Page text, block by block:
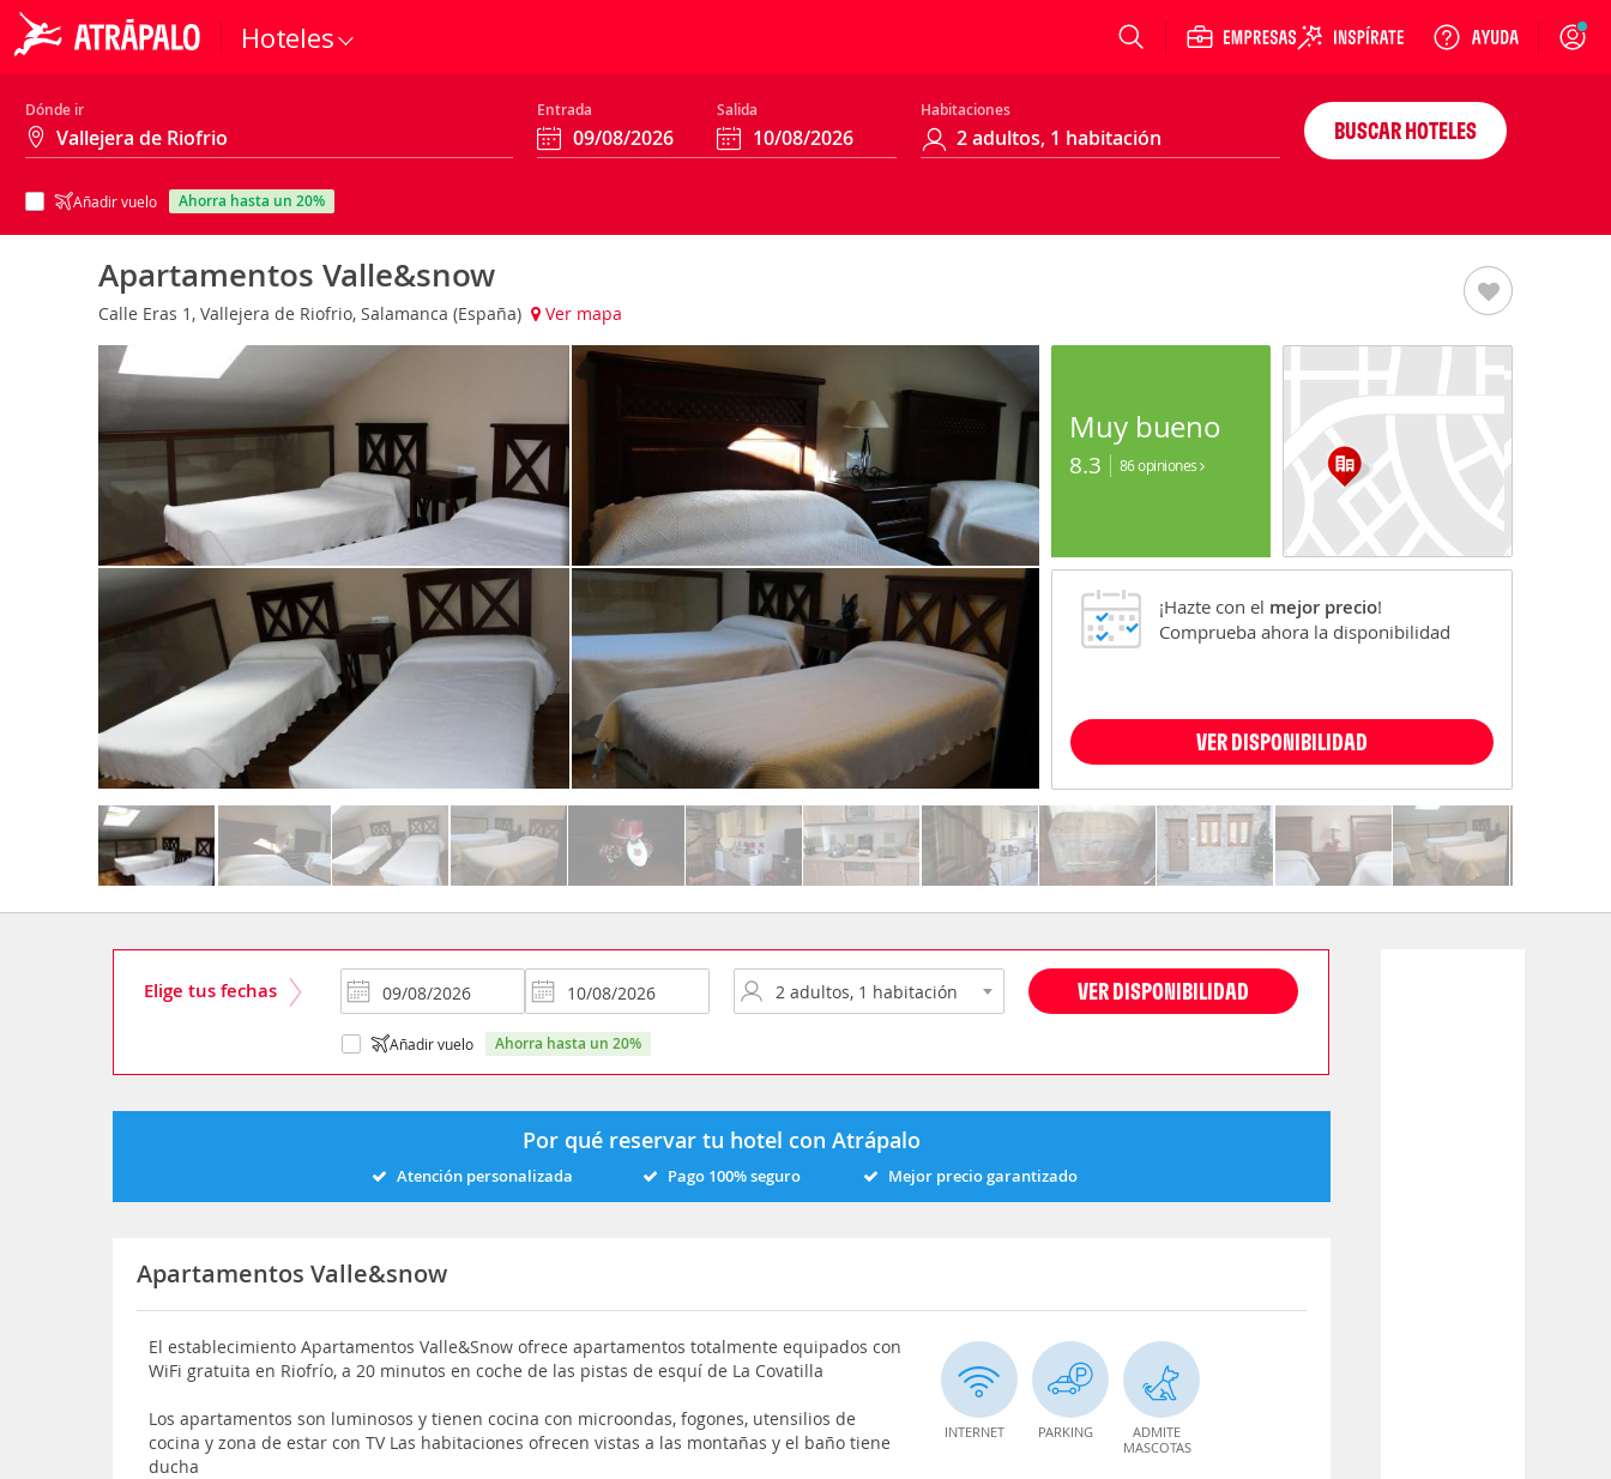
Hoteles Login
Dónde ir Entrada Salida Habitaciones
Añadir vuelo ahorra hasta un 20%
BUSCAR HOTELES
Apartamentos Valle&snow
Calle Eras 1, Vallejera de Riofrio, Salamanca (España) Ver mapa
Muy bueno
8.3 86 opiniones
¡Hazte con el mejor precio!
Comprueba ahora la disponibilidad
VER DISPONIBILIDAD
Elige tus fechas VER DISPONIBILIDAD
Añadir vuelo ahorra hasta un 20%
Por qué reservar tu hotel con Atrápalo
Atención personalizada Pago 100% seguro Mejor precio garantizado
Apartamentos Valle&snow
El establecimiento Apartamentos Valle&Snow ofrece apartamentos totalmente equipados con
WiFi gratuita en Riofrío, a 20 minutos en coche de las pistas de esquí de La Covatilla
Los apartamentos son luminosos y tienen cocina con microondas, fogones, utensilios de
cocina y zona de estar con TV Las habitaciones ofrecen vistas a las montañas y el baño tiene
ducha
INTERNET PARKING
ADMITE
MASCOTAS